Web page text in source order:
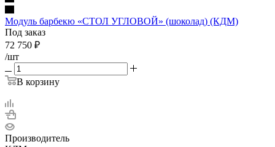
Модуль барбекю «СТОЛ УГЛОВОЙ» (шоколад) (КДМ)
Под заказ
72 750 ₽
/шт
В корзину
Производитель